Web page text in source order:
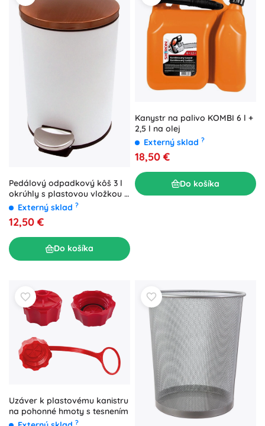
Pedálový odpadkový kôš 3 l
okrúhly s plastovou vložkou –
biely s medeným vekom
Externý sklad ?
12,50 €
Do košíka
Kanystr na palivo KOMBI 6 l +
2,5 l na olej
Externý sklad ?
18,50 €
Do košíka
Uzáver k plastovému kanistru
na pohonné hmoty s tesnením
?